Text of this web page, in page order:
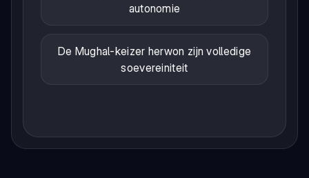
autonomie
De Mughal-keizer herwon zijn volledige
soevereiniteit